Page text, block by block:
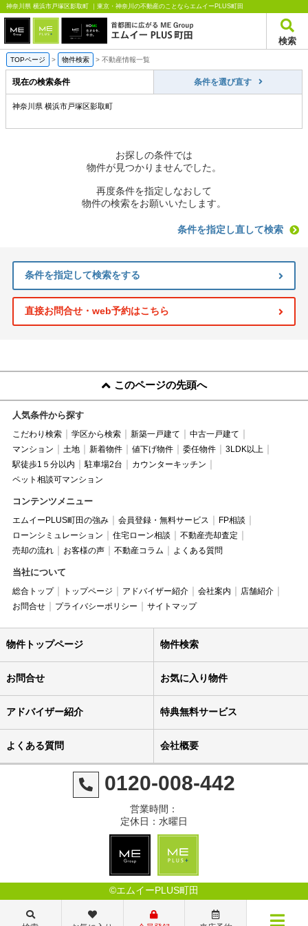
神奈川県 横浜市戸塚区影取町 ｜東京・神奈川の不動産のことならエムイーPLUS町田
検索
TOPページ > 物件検索 > 不動産情報一覧
現在の検索条件 条件を選び直す
神奈川県 横浜市戸塚区影取町
お探しの条件では
物件が見つかりませんでした。
再度条件を指定しなおして
物件の検索をお願いいたします。
条件を指定し直して検索
条件を指定して検索をする
直接お問合せ・web予約はこちら
このページの先頭へ
人気条件から探す
こだわり検索 学区から検索 新築一戸建て
中古一戸建て
マンション
土地 新着物件 値下げ物件 委任物件
3LDK以上
駅徒歩1５分以内
駐車場2台
カウンターキッチン
ペット相談可マンション
コンテンツメニュー
エムイーPLUS町田の強み 会員登録・無料サービス
FP相談
ローンシミュレーション
住宅ローン相談
不動産売却査定
売却の流れ
お客様の声 不動産コラム よくある質問
当社について
総合トップ トップページ アドバイザー紹介 会社案内
店舗紹介
お問合せ
プライバシーポリシー サイトマップ
物件トップページ 物件検索
お問合せ お気に入り物件
アドバイザー紹介 特典無料サービス
よくある質問 会社概要
0120-008-442
営業時間：
定休日：水曜日
©エムイーPLUS町田